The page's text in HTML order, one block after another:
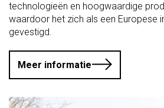
technologieën en hoogwaardige
waardoor het zich als een Europese
gevestigd.
Meer informatie